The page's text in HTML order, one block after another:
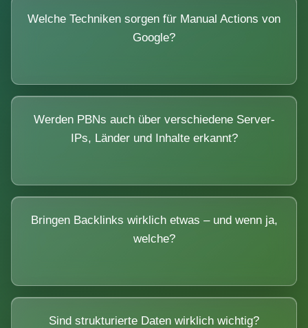
Welche Techniken sorgen für Manual Actions von
Google?
Werden PBNs auch über verschiedene Server-
IPs, Länder und Inhalte erkannt?
Bringen Backlinks wirklich etwas – und wenn ja,
welche?
Sind strukturierte Daten wirklich wichtig?